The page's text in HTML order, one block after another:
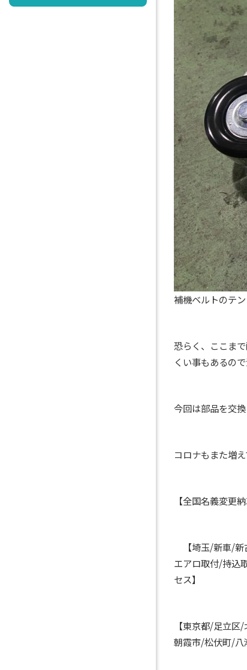
補機ベルトのテ
恐らく、ここま
くい事もあるの
今回は部品を交
コロナもまた増
【全国名義変更
【埼玉/新車/新
エアロ取付/持込
セス】
【東京都/足立
朝霞市/松伏町/八